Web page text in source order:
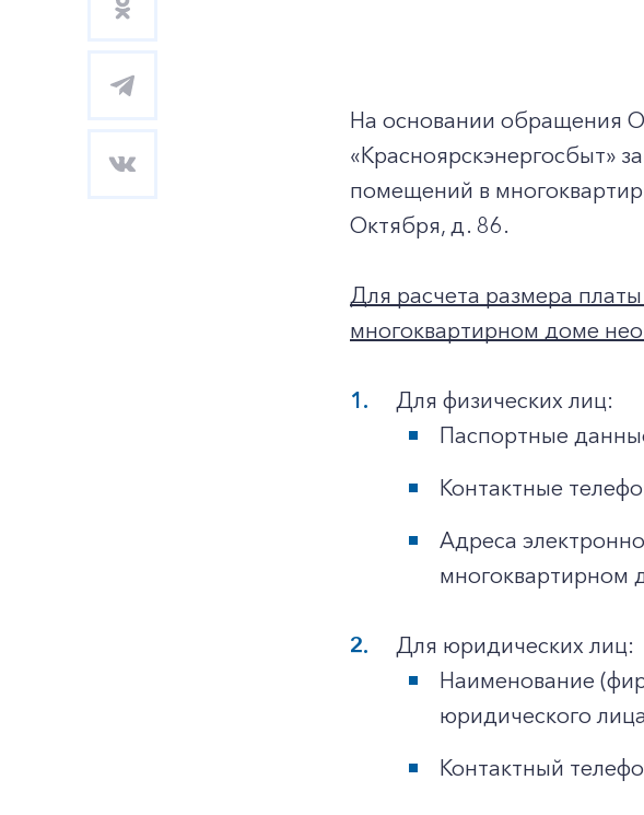
На основании обращения
«Красноярскэнергосбыт»
помещений в
Октября, д. 86.
Для расчета размера
многоквартирном доме
Для физических лиц:
Паспортные
Контактные
Адреса
многоквартирном
Для юридических лиц:
Наименование
юридического
Контактный